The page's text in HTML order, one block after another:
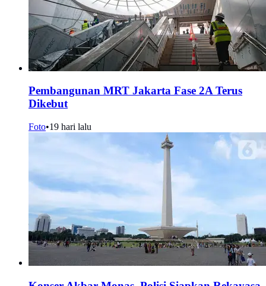
Pembangunan MRT Jakarta Fase 2A Terus
Dikebut
Foto•19 hari lalu